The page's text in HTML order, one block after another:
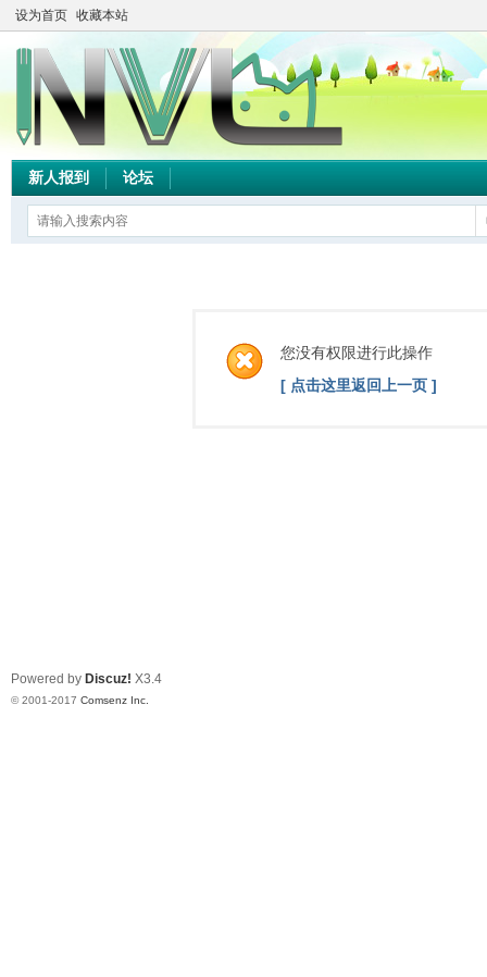
设为首页 收藏本站
新人报到 论坛
您没有权限进行此操作
[ 点击这里返回上一页 ]
Powered by Discuz! X3.4
© 2001-2017 Comsenz Inc.